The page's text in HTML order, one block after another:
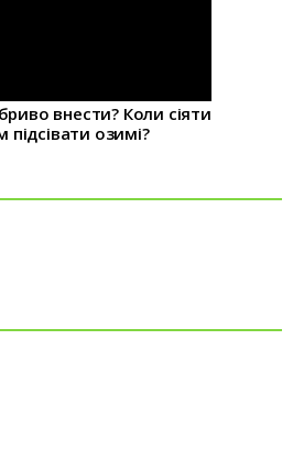
внести? Коли сіяти
підсівати озимі?